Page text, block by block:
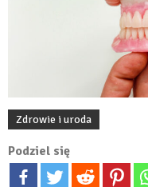
Zdrowie i uroda
Podziel się